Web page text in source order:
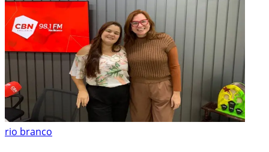
rio branco